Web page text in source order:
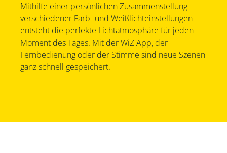
Mithilfe einer persönlichen Zusammenstellung
verschiedener Farb- und Weißlichteinstellungen
entsteht die perfekte Lichtatmosphäre für jeden
Moment des Tages. Mit der WiZ App, der
Fernbedienung oder der Stimme sind neue Szenen
ganz schnell gespeichert.